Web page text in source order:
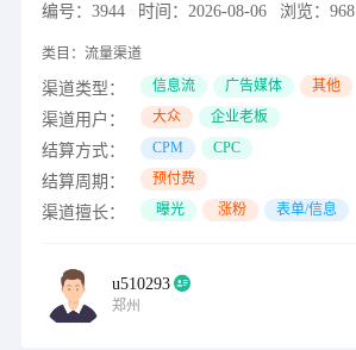
编号： 3944 时间： 2026-08-06 浏览： 968
类目： 流量渠道
渠道类型： 信息流 广告媒体 其他
渠道用户： 大众 企业老板
结算方式： CPM CPC
结算周期： 预付费
渠道擅长： 曝光 涨粉 表单/信息
u510293
郑州